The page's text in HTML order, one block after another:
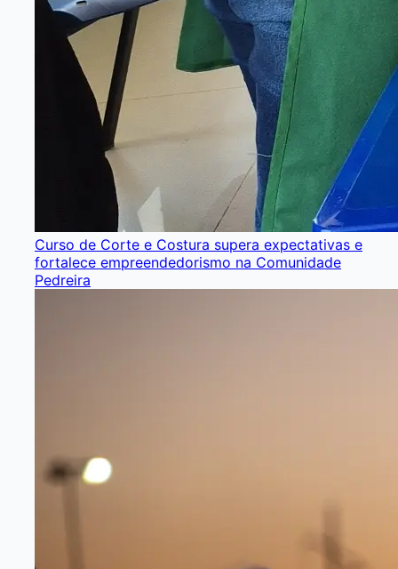
Curso de Corte e Costura supera expectativas e
fortalece empreendedorismo na Comunidade
Pedreira